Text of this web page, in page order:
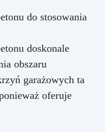
do stosowania
doskonale
obszaru
garażowych ta
oferuje